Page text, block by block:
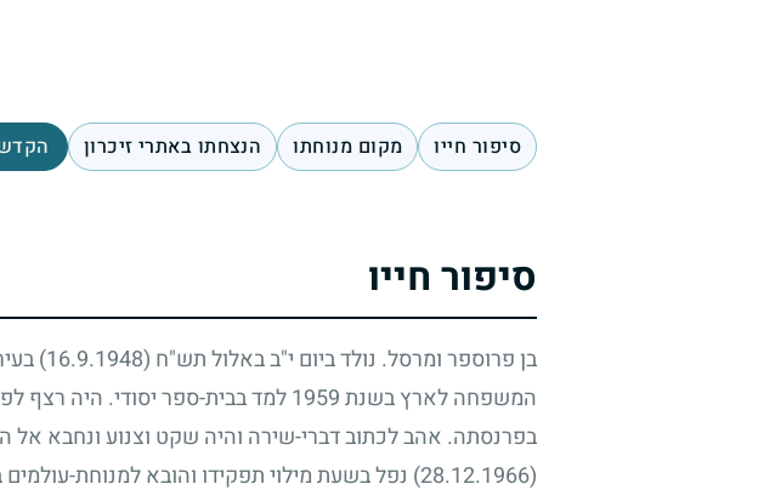
סיפור חייו מקום מנוחתו הנצחתו באתרי זיכרון
סיפור חייו
בן פרוספר ומרסל. נולד ביום י"ב באלול תש"ח (16.9.1948)
המשפחה לארץ בשנת1959למד בבית-ספר יסודי. היה רצף
בפרנסתה. אהב לכתוב דברי-שירה והיה שקט וצנוע ונחבא אל
(28.12.1966)
נפל בשעת מילוי תפקידו והובא למנוחת-